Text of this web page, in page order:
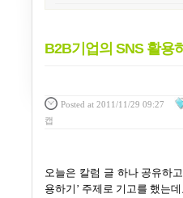
B2B기업의 SNS 활용
Posted at 2011/11/29 09:27
캡
오늘은 칼럼 글 하나 공유하
용하기’ 주제로 기고를 했는